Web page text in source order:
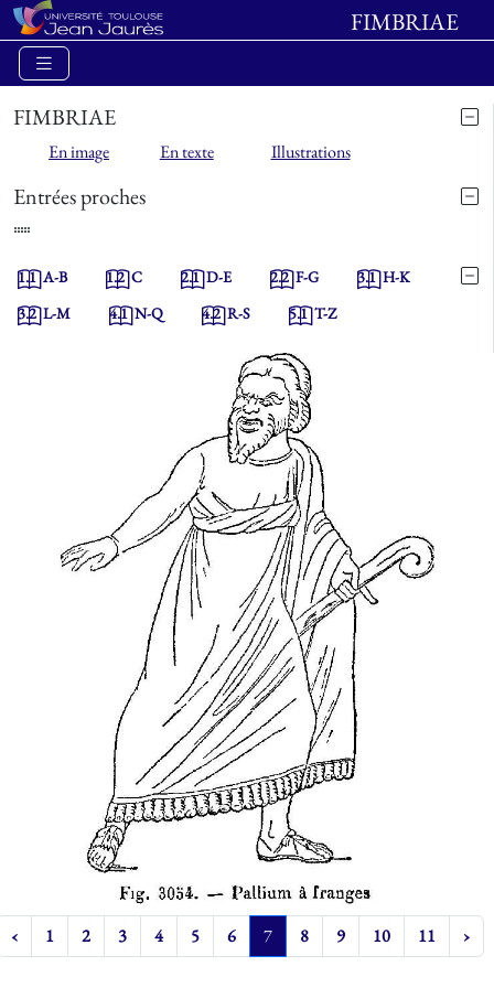
FIMBRIAE
FIMBRIAE
En image En texte Illustrations
Entrées proches
1.1A-B 1.2C 2.1D-E 2.2F-G 3.1H-K
3.2L-M 4.1N-Q 4.2R-S 5.1T-Z
‹ 1 2 3 4 5 6 7 8 9 10 11 ›